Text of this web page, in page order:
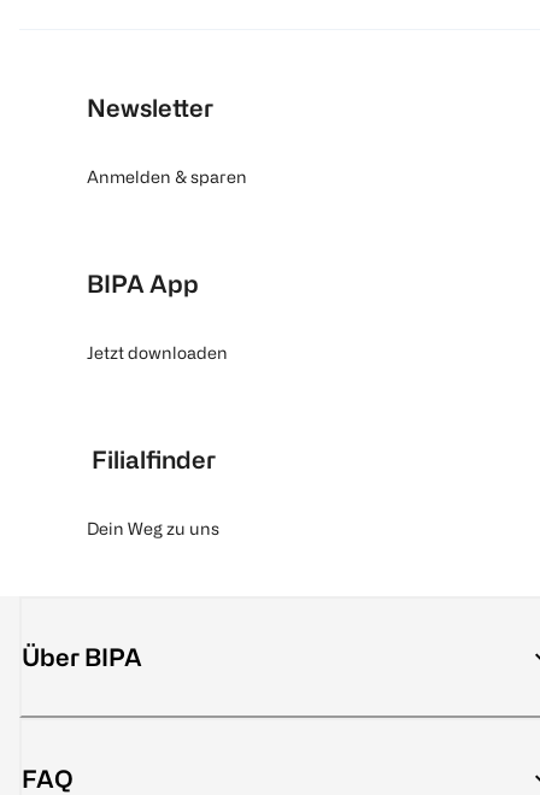
Newsletter
Anmelden & sparen
BIPA App
Jetzt downloaden
Filialfinder
Dein Weg zu uns
Über BIPA
FAQ